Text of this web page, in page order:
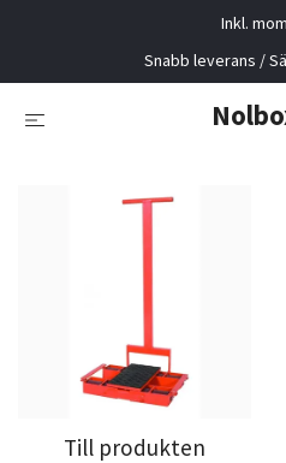
Inkl.
Snabb leverans /
Till produkten